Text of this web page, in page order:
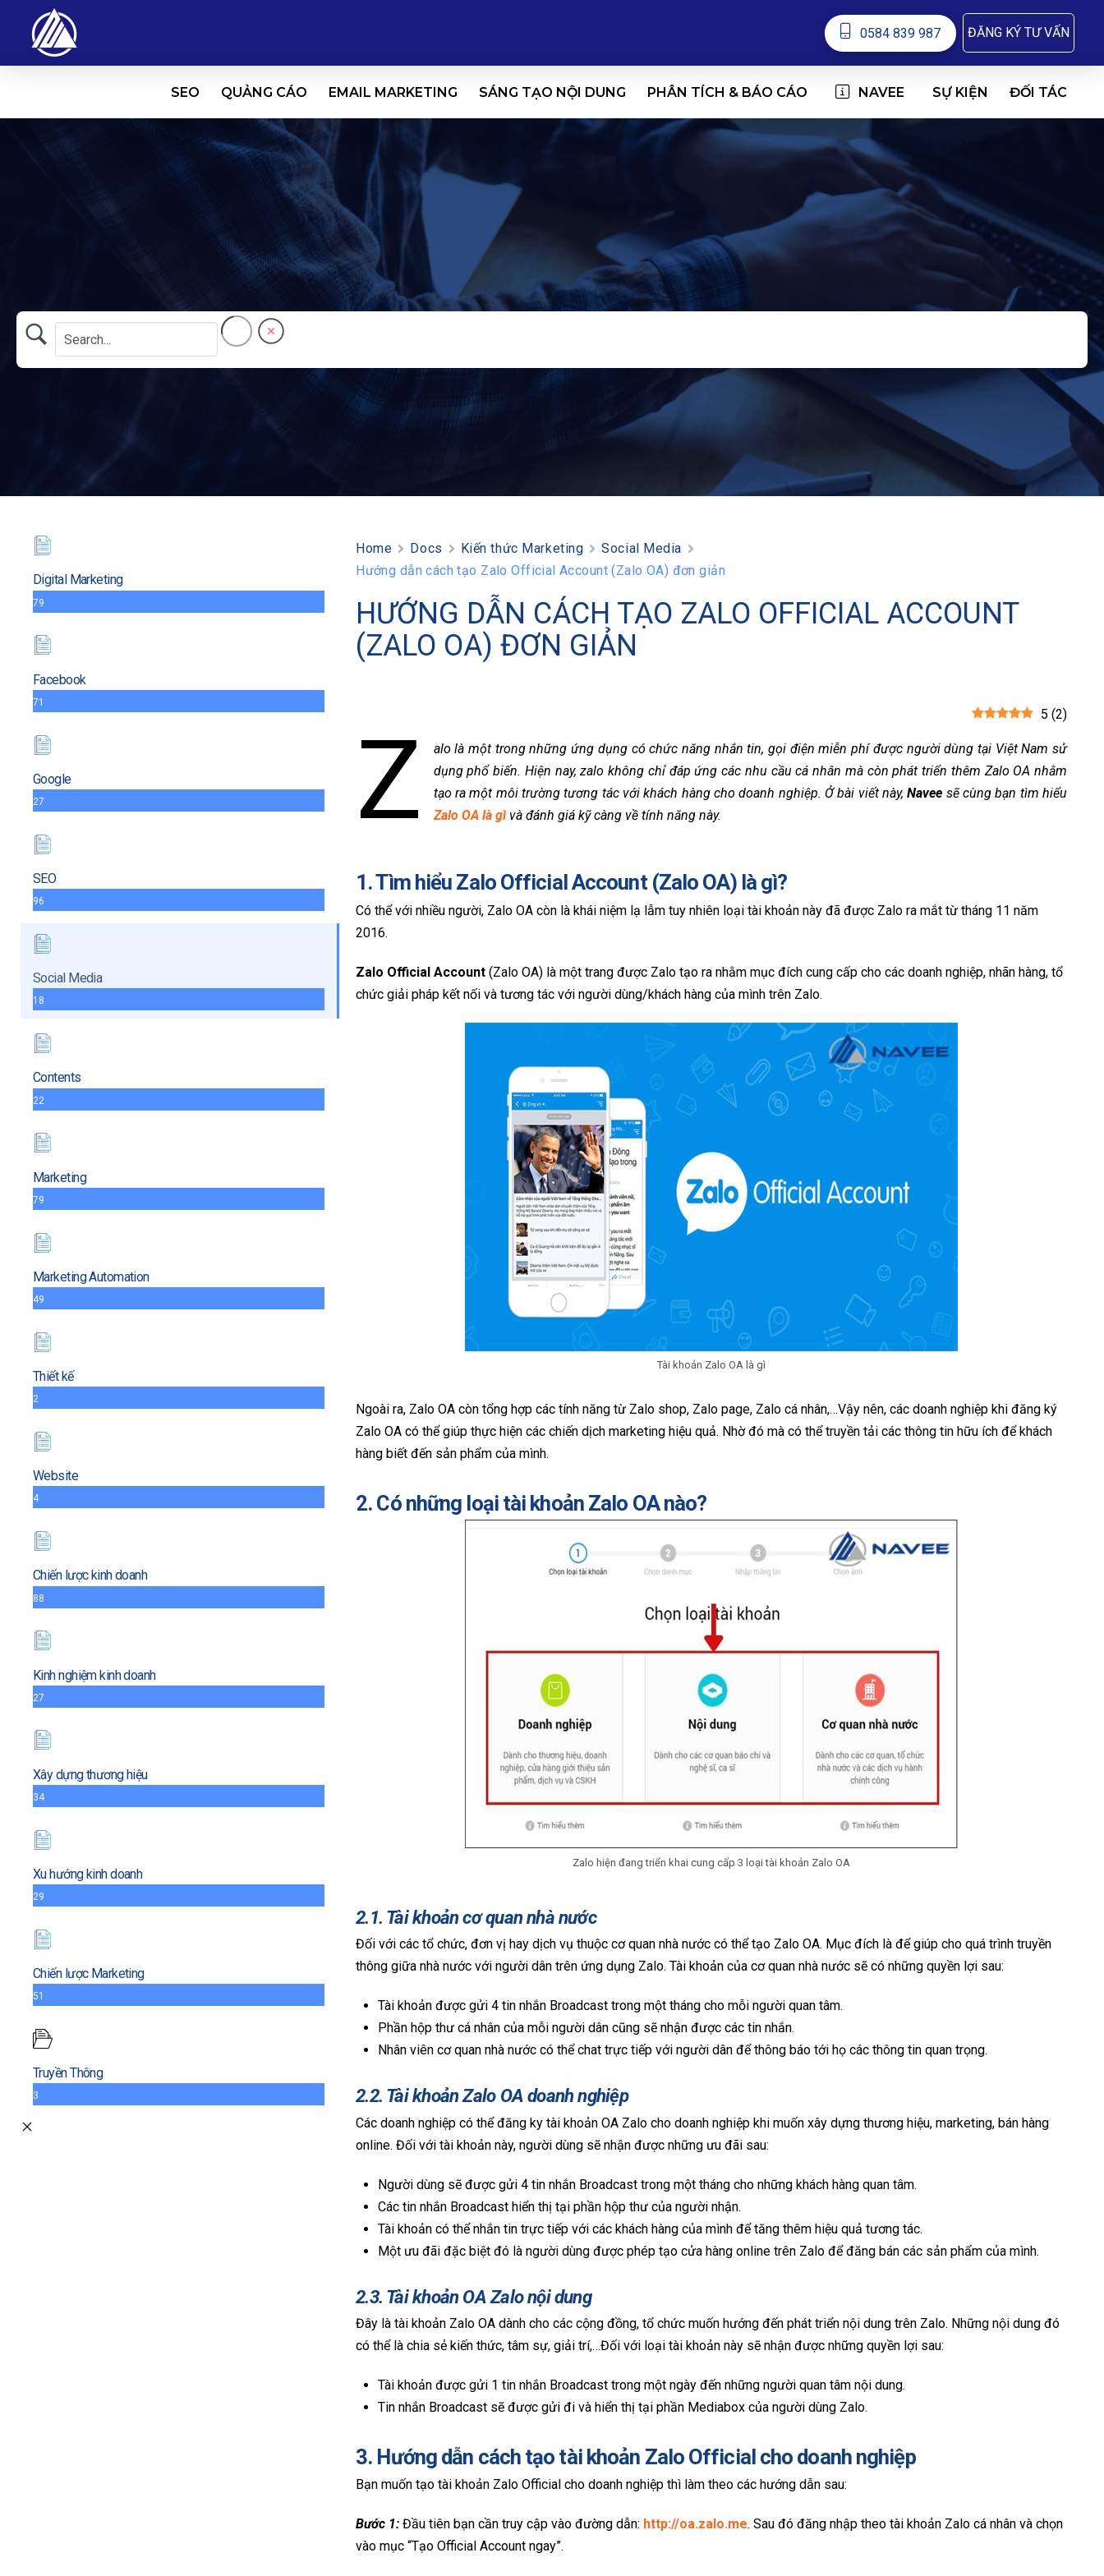
0584 839 987 ĐĂNG KÝ TƯ VẤN
SEO QUẢNG CÁO EMAIL MARKETING SÁNG TẠO NỘI DUNG PHÂN TÍCH & BÁO CÁO NAVEE SỰ KIỆN ĐỐI TÁC
Digital Marketing
79
Facebook
71
Google
27
SEO
96
Social Media
18
Contents
22
Marketing
79
Marketing Automation
49
Thiết kế
2
Website
4
Chiến lược kinh doanh
88
Kinh nghiệm kinh doanh
27
Xây dựng thương hiệu
34
Xu hướng kinh doanh
29
Chiến lược Marketing
51
Truyền Thông
3
Home Docs Kiến thức Marketing
Social Media
Hướng dẫn cách tạo Zalo Official Account (Zalo OA) đơn giản
HƯỚNG DẪN CÁCH TẠO ZALO OFFICIAL ACCOUNT
(ZALO OA) ĐƠN GIẢN
5 (2)
Z
alo là một trong những ứng dụng có chức năng nhắn tin, gọi điện miễn phí được người dùng tại Việt Nam sử
dụng phổ biến. Hiện nay, zalo không chỉ đáp ứng các nhu cầu cá nhân mà còn phát triển thêm Zalo OA nhằm
tạo ra một môi trường tương tác với khách hàng cho doanh nghiệp. Ở bài viết này,Navee sẽ cùng bạn tìm hiểu
Zalo OA là gìvà đánh giá kỹ càng về tính năng này.
1. Tìm hiểu Zalo Official Account (Zalo OA) là gì?
Có thể với nhiều người, Zalo OA còn là khái niệm lạ lẫm tuy nhiên loại tài khoản này đã được Zalo ra mắt từ tháng 11 năm
2016.
Zalo Official Account (Zalo OA) là một trang được Zalo tạo ra nhằm mục đích cung cấp cho các doanh nghiệp, nhãn hàng, tổ
chức giải pháp kết nối và tương tác với người dùng/khách hàng của mình trên Zalo.
Tài khoản Zalo OA là gì
Ngoài ra, Zalo OA còn tổng hợp các tính năng từ Zalo shop, Zalo page, Zalo cá nhân,…Vậy nên, các doanh nghiệp khi đăng ký
Zalo OA có thể giúp thực hiện các chiến dịch marketing hiệu quả. Nhờ đó mà có thể truyền tải các thông tin hữu ích để khách
hàng biết đến sản phẩm của mình.
2. Có những loại tài khoản Zalo OA nào?
Zalo hiện đang triển khai cung cấp 3 loại tài khoản Zalo OA
2.1. Tài khoản cơ quan nhà nước
Đối với các tổ chức, đơn vị hay dịch vụ thuộc cơ quan nhà nước có thể tạo Zalo OA. Mục đích là để giúp cho quá trình truyền
thông giữa nhà nước với người dân trên ứng dụng Zalo. Tài khoản của cơ quan nhà nước sẽ có những quyền lợi sau:
Tài khoản được gửi 4 tin nhắn Broadcast trong một tháng cho mỗi người quan tâm.
Phần hộp thư cá nhân của mỗi người dân cũng sẽ nhận được các tin nhắn.
Nhân viên cơ quan nhà nước có thể chat trực tiếp với người dân để thông báo tới họ các thông tin quan trọng.
2.2. Tài khoản Zalo OA doanh nghiệp
Các doanh nghiệp có thể đăng ky tài khoản OA Zalo cho doanh nghiệp khi muốn xây dựng thương hiệu, marketing, bán hàng
online. Đối với tài khoản này, người dùng sẽ nhận được những ưu đãi sau:
Người dùng sẽ được gửi 4 tin nhắn Broadcast trong một tháng cho những khách hàng quan tâm.
Các tin nhắn Broadcast hiển thị tại phần hộp thư của người nhận.
Tài khoản có thể nhắn tin trực tiếp với các khách hàng của mình để tăng thêm hiệu quả tương tác.
Một ưu đãi đặc biệt đó là người dùng được phép tạo cửa hàng online trên Zalo để đăng bán các sản phẩm của mình.
2.3. Tài khoản OA Zalo nội dung
Đây là tài khoản Zalo OA dành cho các cộng đồng, tổ chức muốn hướng đến phát triển nội dung trên Zalo. Những nội dung đó
có thể là chia sẻ kiến thức, tâm sự, giải trí,…Đối với loại tài khoản này sẽ nhận được những quyền lợi sau:
Tài khoản được gửi 1 tin nhắn Broadcast trong một ngày đến những người quan tâm nội dung.
Tin nhắn Broadcast sẽ được gửi đi và hiển thị tại phần Mediabox của người dùng Zalo.
3. Hướng dẫn cách tạo tài khoản Zalo Official cho doanh nghiệp
Bạn muốn tạo tài khoản Zalo Official cho doanh nghiệp thì làm theo các hướng dẫn sau:
Bước 1: Đầu tiên bạn cần truy cập vào đường dẫn: http://oa.zalo.me. Sau đó đăng nhập theo tài khoản Zalo cá nhân và chọn
vào mục “Tạo Official Account ngay”.